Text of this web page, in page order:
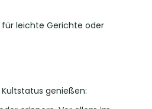
für leichte Gerichte oder
genießen: